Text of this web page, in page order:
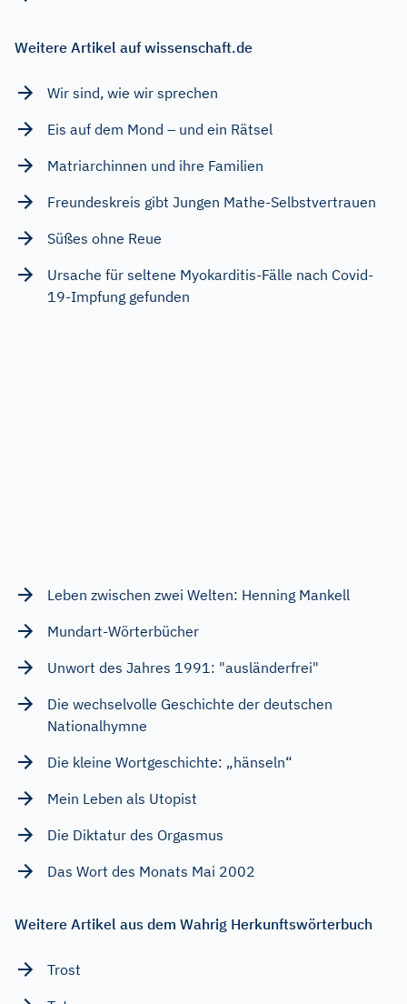
Weitere Artikel auf wissenschaft.de
Wir sind, wie wir sprechen
Eis auf dem Mond – und ein Rätsel
Matriarchinnen und ihre Familien
Freundeskreis gibt Jungen Mathe-Selbstvertrauen
Süßes ohne Reue
Ursache für seltene Myokarditis-Fälle nach Covid-
19-Impfung gefunden
Leben zwischen zwei Welten: Henning Mankell
Mundart-Wörterbücher
Unwort des Jahres 1991: "ausländerfrei"
Die wechselvolle Geschichte der deutschen
Nationalhymne
Die kleine Wortgeschichte: „hänseln“
Mein Leben als Utopist
Die Diktatur des Orgasmus
Das Wort des Monats Mai 2002
Weitere Artikel aus dem Wahrig Herkunftswörterbuch
Trost